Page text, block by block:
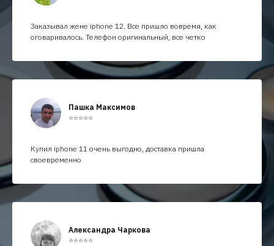
Заказывал жене iphone 12. Все пришло вовремя, как
оговаривалось. Телефон оригинальный, все четко
Пашка Максимов
⭐⭐⭐⭐⭐
Купил iphone 11 очень выгодно, доставка пришла
своевременно
Александра Чаркова
⭐⭐⭐⭐⭐